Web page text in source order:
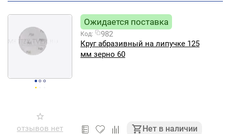
отзывов нет
Ожидается поставка
Код:
982
Круг абразивный на липучке 125
мм зерно 60
Нет в наличии